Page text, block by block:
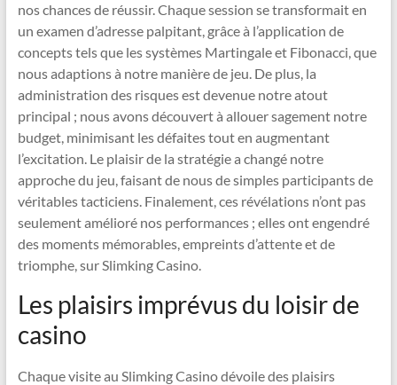
nos chances de réussir. Chaque session se transformait en
un examen d’adresse palpitant, grâce à l’application de
concepts tels que les systèmes Martingale et Fibonacci, que
nous adaptions à notre manière de jeu. De plus, la
administration des risques est devenue notre atout
principal ; nous avons découvert à allouer sagement notre
budget, minimisant les défaites tout en augmentant
l’excitation. Le plaisir de la stratégie a changé notre
approche du jeu, faisant de nous de simples participants de
véritables tacticiens. Finalement, ces révélations n’ont pas
seulement amélioré nos performances ; elles ont engendré
des moments mémorables, empreints d’attente et de
triomphe, sur Slimking Casino.
Les plaisirs imprévus du loisir de
casino
Chaque visite au Slimking Casino dévoile des plaisirs